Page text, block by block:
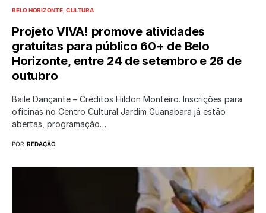
BELO HORIZONTE CULTURA
Projeto VIVA! promove atividades
gratuitas para público 60+ de Belo
Horizonte, entre 24 de setembro e 26 de
outubro
Baile Dançante – Créditos Hildon Monteiro. Inscrições para
oficinas no Centro Cultural Jardim Guanabara já estão
abertas, programação…
POR REDAÇÃO